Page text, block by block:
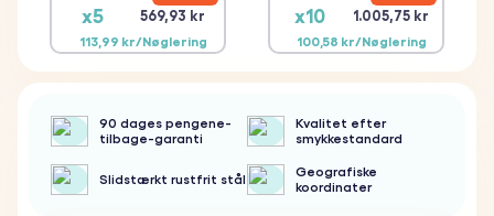
x5 569,93 kr
113,99 kr/Nøglering
x10 1.005,75 kr
100,58 kr/Nøglering
90 dages pengene-
tilbage-garanti
Kvalitet efter
smykkestandard
Slidstærkt rustfrit stål
Geografiske
koordinater